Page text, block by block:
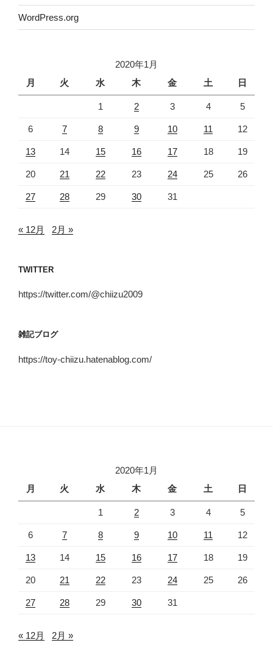
WordPress.org
2020年1月
月
火 水 木 金 土 日
1 2 3 4 5
6 7 8 9 10 11 12
13 14 15 16 17 18 19
20 21 22 23 24 25 26
27 28 29 30 31
« 12月 2月 »
TWITTER
https://twitter.com/@chiizu2009
雑記ブログ
https://toy-chiizu.hatenablog.com/
2020年1月
月
火 水 木 金 土 日
1 2 3 4 5
6 7 8 9 10 11 12
13 14 15 16 17 18 19
20 21 22 23 24 25 26
27 28 29 30 31
« 12月 2月 »